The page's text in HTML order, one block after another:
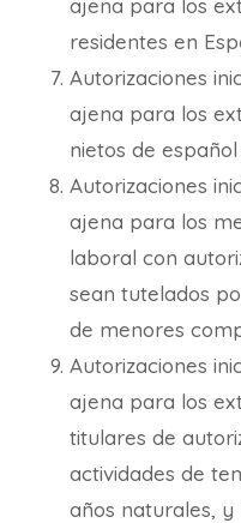
ajena para los
residentes en
Autorizaciones
ajena para los
nietos de
Autorizaciones
ajena para los
laboral con
sean tutelados
de menores
Autorizaciones
ajena para los
titulares de
actividades de
años naturales,